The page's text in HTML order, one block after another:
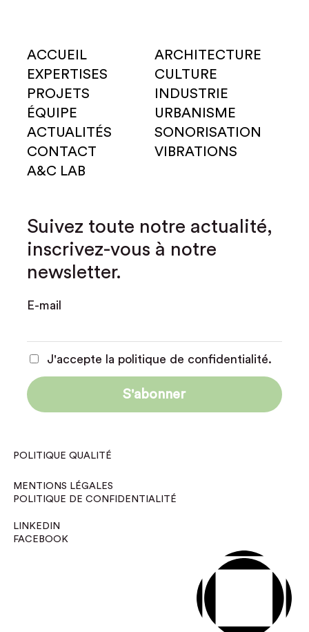
ACCUEIL
EXPERTISES
PROJETS
ÉQUIPE
ACTUALITÉS
CONTACT
A&C LAB
ARCHITECTURE
CULTURE
INDUSTRIE
URBANISME
SONORISATION
VIBRATIONS
Suivez toute notre actualité,
inscrivez-vous à notre
newsletter.
E-mail
J'accepte la politique de confidentialité.
POLITIQUE QUALITÉ
MENTIONS LÉGALES
POLITIQUE DE CONFIDENTIALITÉ
LINKEDIN
FACEBOOK